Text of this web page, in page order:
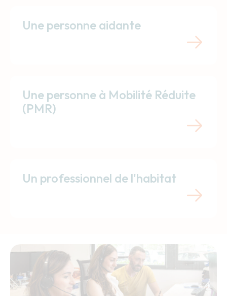
Une personne aidante
Une personne à Mobilité Réduite
(PMR)
Un professionnel de l'habitat